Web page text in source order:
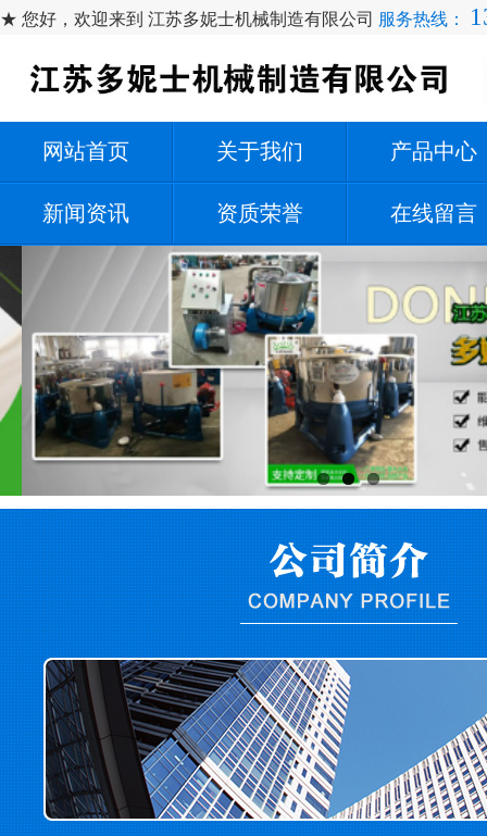
★ 您好，欢迎来到 江苏多妮士机械制造有限公司 服务热线：
网站首页 关于我们 产品中心
新闻资讯 资质荣誉 在线留言